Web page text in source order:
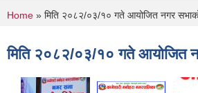
You are here
Home » मिति २०८२/०३/१० गते आयोजित नगर
मिति २०८२/०३/१० गते आयोजित